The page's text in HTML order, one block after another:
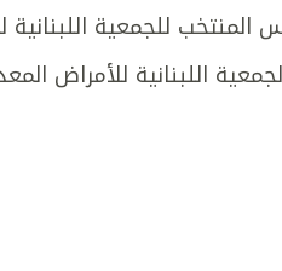
للجمعية اللبنانية
للأمراض المعدية 2017-